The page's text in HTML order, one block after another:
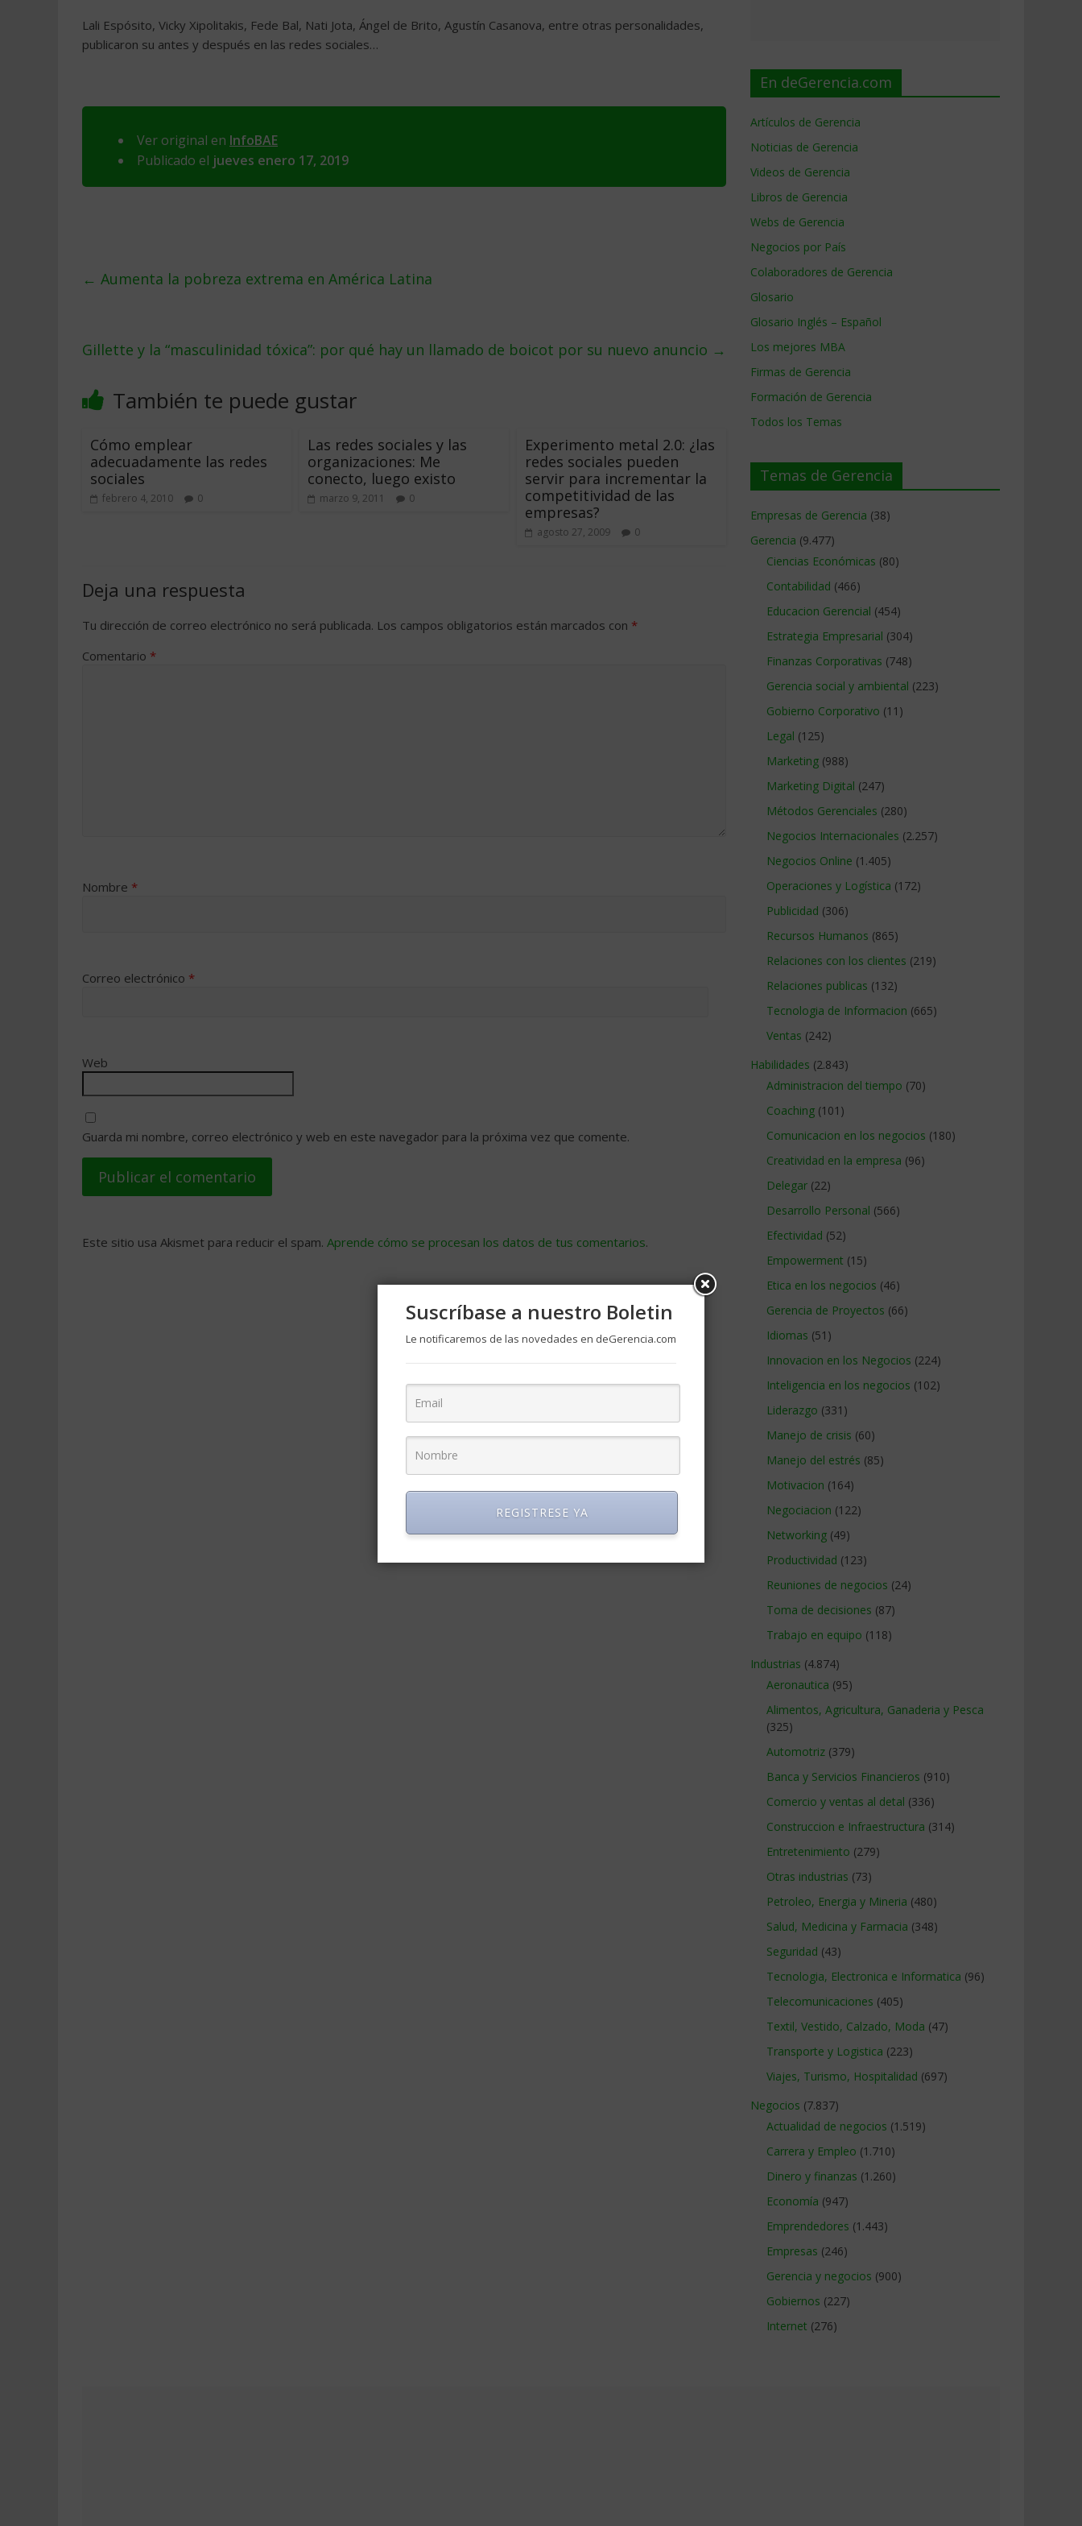
Lali Espósito, Vicky Xipolitakis, Fede Bal, Nati Jota, Ángel de Brito, Agustín Casanova, entre otras personalidades,
publicaron su antes y después en las redes sociales…
Ver original en InfoBAE
Publicado el jueves enero 17, 2019
← Aumenta la pobreza extrema en América Latina
Gillette y la “masculinidad tóxica”: por qué hay un llamado de boicot por su nuevo anuncio →
También te puede gustar
Cómo emplear
adecuadamente las redes
sociales
febrero 4, 2010 0
Las redes sociales y las
organizaciones: Me
conecto, luego existo
marzo 9, 2011 0
Experimento metal 2.0: ¿las
redes sociales pueden
servir para incrementar la
competitividad de las
empresas?
agosto 27, 2009 0
Deja una respuesta
Tu dirección de correo electrónico no será publicada. Los campos obligatorios están marcados con *
Comentario *
Nombre *
Correo electrónico *
Web
Guarda mi nombre, correo electrónico y web en este navegador para la próxima vez que comente.
Este sitio usa Akismet para reducir el spam. Aprende cómo se procesan los datos de tus comentarios.
En deGerencia.com
Artículos de Gerencia
Noticias de Gerencia
Videos de Gerencia
Libros de Gerencia
Webs de Gerencia
Negocios por País
Colaboradores de Gerencia
Glosario
Glosario Inglés – Español
Los mejores MBA
Firmas de Gerencia
Formación de Gerencia
Todos los Temas
Temas de Gerencia
Empresas de Gerencia (38)
Gerencia (9.477)
Ciencias Económicas (80)
Contabilidad (466)
Educacion Gerencial (454)
Estrategia Empresarial (304)
Finanzas Corporativas (748)
Gerencia social y ambiental (223)
Gobierno Corporativo (11)
Legal (125)
Marketing (988)
Marketing Digital (247)
Métodos Gerenciales (280)
Negocios Internacionales (2.257)
Negocios Online (1.405)
Operaciones y Logística (172)
Publicidad (306)
Recursos Humanos (865)
Relaciones con los clientes (219)
Relaciones publicas (132)
Tecnologia de Informacion (665)
Ventas (242)
Habilidades (2.843)
Administracion del tiempo (70)
Coaching (101)
Comunicacion en los negocios (180)
Creatividad en la empresa (96)
Delegar (22)
Desarrollo Personal (566)
Efectividad (52)
Empowerment (15)
Etica en los negocios (46)
Gerencia de Proyectos (66)
Idiomas (51)
Innovacion en los Negocios (224)
Inteligencia en los negocios (102)
Liderazgo (331)
Manejo de crisis (60)
Manejo del estrés (85)
Motivacion (164)
Negociacion (122)
Networking (49)
Productividad (123)
Reuniones de negocios (24)
Toma de decisiones (87)
Trabajo en equipo (118)
Industrias (4.874)
Aeronautica (95)
Alimentos, Agricultura, Ganaderia y Pesca
(325)
Automotriz (379)
Banca y Servicios Financieros (910)
Comercio y ventas al detal (336)
Construccion e Infraestructura (314)
Entretenimiento (279)
Otras industrias (73)
Petroleo, Energia y Mineria (480)
Salud, Medicina y Farmacia (348)
Seguridad (43)
Tecnologia, Electronica e Informatica (96)
Telecomunicaciones (405)
Textil, Vestido, Calzado, Moda (47)
Transporte y Logistica (223)
Viajes, Turismo, Hospitalidad (697)
Negocios (7.837)
Actualidad de negocios (1.519)
Carrera y Empleo (1.710)
Dinero y finanzas (1.260)
Economía (947)
Emprendedores (1.443)
Empresas (246)
Gerencia y negocios (900)
Gobiernos (227)
Internet (276)
Suscríbase a nuestro Boletin
Le notificaremos de las novedades en deGerencia.com
REGISTRESE YA